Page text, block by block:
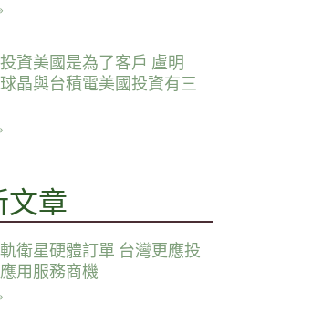
資美國是為了客戶 盧明
晶與台積電美國投資有三
文章
衛星硬體訂單 台灣更應投
用服務商機